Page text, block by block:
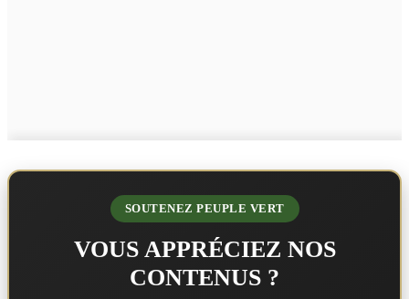
SOUTENEZ PEUPLE VERT
VOUS APPRÉCIEZ NOS
CONTENUS ?